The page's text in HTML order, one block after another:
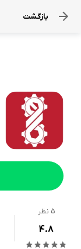
بازگشت
5 نظر
4.8